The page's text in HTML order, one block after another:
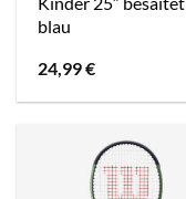
blau
24,99€